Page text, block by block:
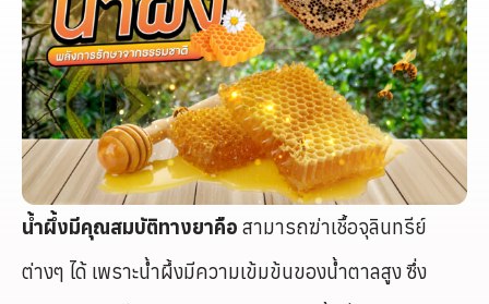
น้ำผึ้งมีคุณสมบัติทางยาคือ สามารถฆ่าเชื้อจุลินทรีย์
ต่างๆ ได้ เพราะน้ำผึ้งมีความเข้มข้นของน้ำตาลสูง ซึ่ง